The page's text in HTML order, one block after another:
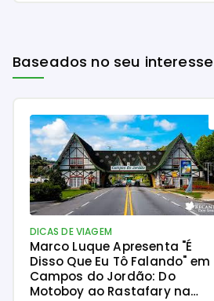
Baseados no seu interesse
DICAS DE VIAGEM
Marco Luque Apresenta "É
Disso Que Eu Tô Falando" em
Campos do Jordão: Do
Motoboy ao Rastafary na